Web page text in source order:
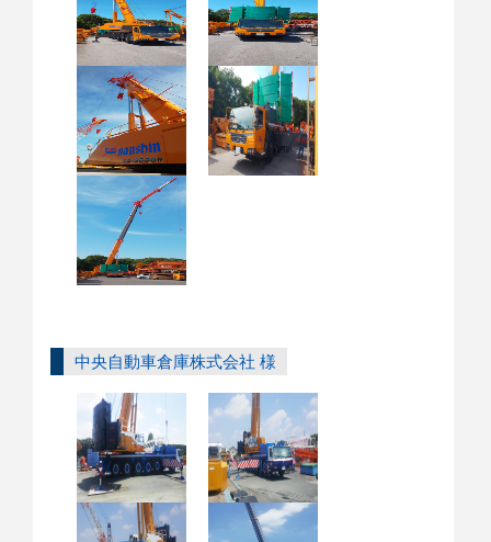
中央自動車倉庫株式会社 様